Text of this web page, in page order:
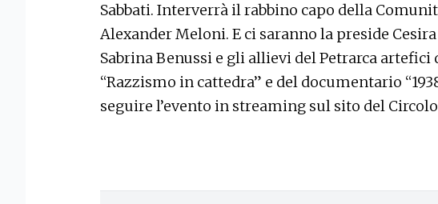
Sabbati. Interverrà il rabbino capo della
Alexander Meloni. E ci saranno la preside
Sabrina Benussi e gli allievi del Petrarca
“Razzismo in cattedra” e del documentario
seguire l’evento in streaming sul sito del